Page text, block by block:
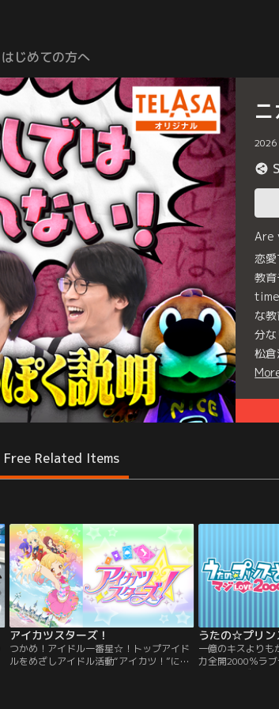
はじめての方へ
2026
Are
恋
教
な
分
松
Free Related Items
アイカツスターズ！
つかめ！アイドル一番星☆！トップアイド
ルをめざしアイドル活動“アイカツ！”には
一億のキスよりも
力全開2000％ラ
第2シリーズ。衝